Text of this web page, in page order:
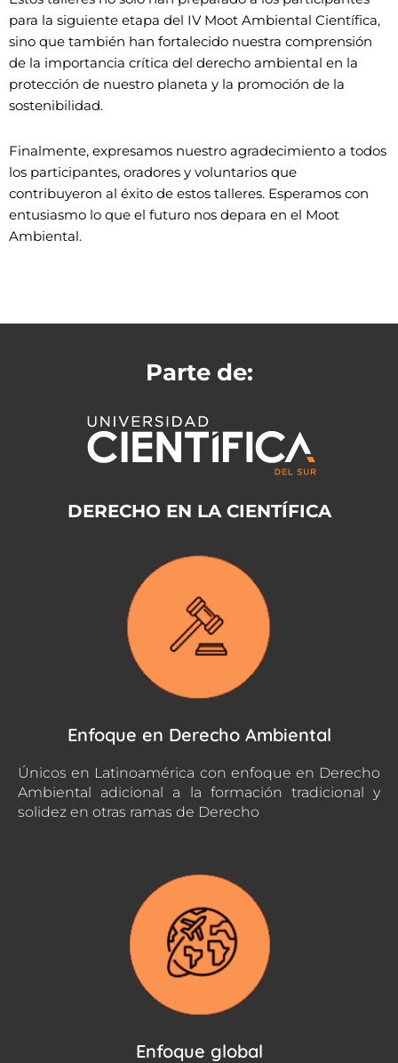
para la siguiente etapa del IV Moot Ambiental Científica,
sino que también han fortalecido nuestra comprensión
de la importancia crítica del derecho ambiental en la
protección de nuestro planeta y la promoción de la
sostenibilidad.
Finalmente, expresamos nuestro agradecimiento a todos
los participantes, oradores y voluntarios que
contribuyeron al éxito de estos talleres. Esperamos con
entusiasmo lo que el futuro nos depara en el Moot
Ambiental.
Parte de:
DERECHO EN LA CIENTÍFICA
Enfoque en Derecho Ambiental
Únicos en Latinoamérica con enfoque en Derecho
Ambiental adicional a la formación tradicional y
solidez en otras ramas de Derecho
Enfoque global